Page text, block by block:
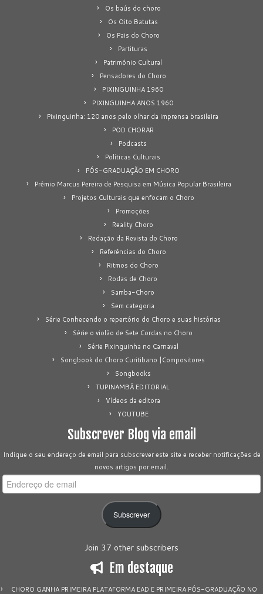
Os baús do choro
Os Oito Batutas
Os Pais do Choro
Partituras
Patrimônio Cultural
Pensadores do Choro
PIXINGUINHA 1960
PIXINGUINHA ANOS 1960
Pixinguinha: 120 anos pelo olhar da imprensa brasileira
POD CHORAR
Podcasts
Políticas Culturais
PÓS-GRADUAÇÃO EM CHORO
Prêmio Marcus Pereira de Pesquisa em Música Popular Brasileira
Projetos Culturais que enfocam o Choro
Promoções
Reality Choro
Redação da Revista do Choro
Referências do Choro
Ritmos do Choro
Rodas de Choro
Samba-Choro
Sem categoria
Série Conhecendo o repertório do Choro e suas histórias
Série o violão de Sete Cordas no Choro
Série Pixinguinha no Carnaval
Songbook do Choro Curitibano |Compositores
Songbooks
TUPINAMBÁ EDITORIAL
Vídeos da editora
YOUTUBE
Subscrever Blog via email
Indique o seu endereço de email para subscrever este site e receber notificações de
novos artigos por email.
Endereço
de
Subscrever
Join 37 other subscribers
Em destaque
CHORO GANHA PRIMEIRA PLATAFORMA EAD E PRIMEIRA PÓS-GRADUAÇÃO NO